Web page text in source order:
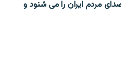
مردم ایران را می شنود و